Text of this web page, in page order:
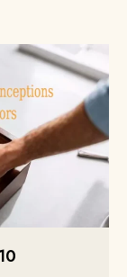
10 أخطاء عند استخدام مرطب السيجار